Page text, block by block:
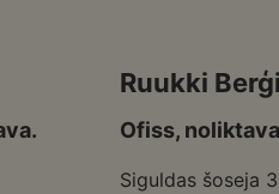
Ruukki Berģi
Ofiss,
Siguldas šoseja